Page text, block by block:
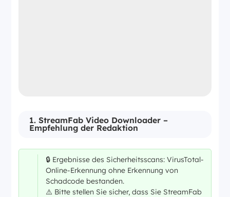
1. StreamFab Video Downloader –
Empfehlung der Redaktion
🔒 Ergebnisse des Sicherheitsscans: VirusTotal-
Online-Erkennung ohne Erkennung von
Schadcode bestanden.
⚠️ Bitte stellen Sie sicher, dass Sie StreamFab